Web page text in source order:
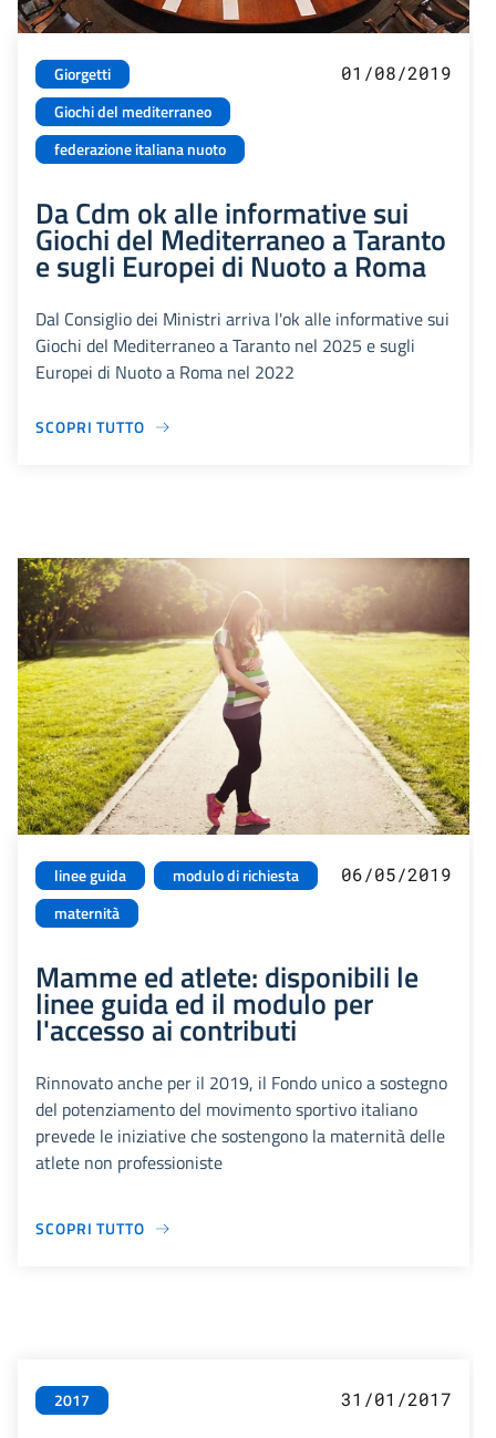
Giorgetti
Giochi del mediterraneo
federazione italiana nuoto
01/08/2019
Da Cdm ok alle informative sui
Giochi del Mediterraneo a Taranto
e sugli Europei di Nuoto a Roma
Dal Consiglio dei Ministri arriva l'ok alle informative sui
Giochi del Mediterraneo a Taranto nel 2025 e sugli
Europei di Nuoto a Roma nel 2022
SCOPRI TUTTO
linee guida
modulo di richiesta
maternità
06/05/2019
Mamme ed atlete: disponibili le
linee guida ed il modulo per
l'accesso ai contributi
Rinnovato anche per il 2019, il Fondo unico a sostegno
del potenziamento del movimento sportivo italiano
prevede le iniziative che sostengono la maternità delle
atlete non professioniste
SCOPRI TUTTO
2017 31/01/2017